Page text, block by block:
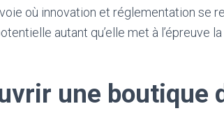
où innovation et réglementation se
autant qu’elle met à l’épreuve
une boutique